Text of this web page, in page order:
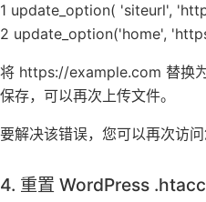
1 update_option( 'siteurl',
2 update_option('home',
将 https://example.com 替换
保存，可以再次上传文件。
要解决该错误，您可以再次访问
4. 重置 WordPress